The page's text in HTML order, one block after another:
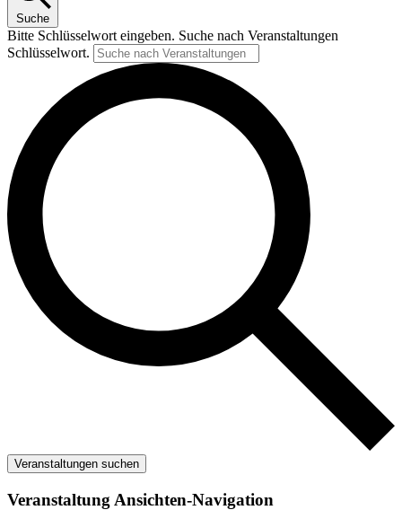
Suche
Bitte Schlüsselwort eingeben. Suche nach Veranstaltungen
Schlüsselwort.
Veranstaltungen suchen
Veranstaltung Ansichten-Navigation